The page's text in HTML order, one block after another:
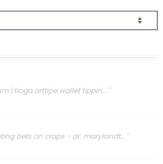
| tioga arttipe wallet tippin..."
bets on craps - dr. marylandt..."